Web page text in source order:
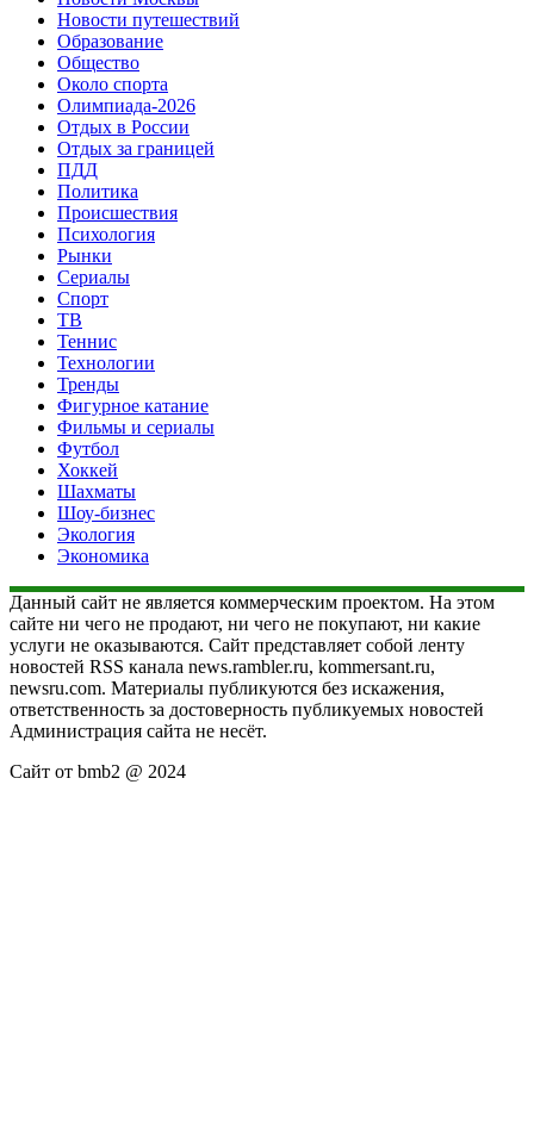
Новости путешествий
Образование
Общество
Около спорта
Олимпиада-2026
Отдых в России
Отдых за границей
ПДД
Политика
Происшествия
Психология
Рынки
Сериалы
Спорт
ТВ
Теннис
Технологии
Тренды
Фигурное катание
Фильмы и сериалы
Футбол
Хоккей
Шахматы
Шоу-бизнес
Экология
Экономика
Данный сайт не является коммерческим проектом. На этом
сайте ни чего не продают, ни чего не покупают, ни какие
услуги не оказываются. Сайт представляет собой ленту
новостей RSS канала news.rambler.ru, kommersant.ru,
newsru.com. Материалы публикуются без искажения,
ответственность за достоверность публикуемых новостей
Администрация сайта не несёт.
Сайт от bmb2 @ 2024